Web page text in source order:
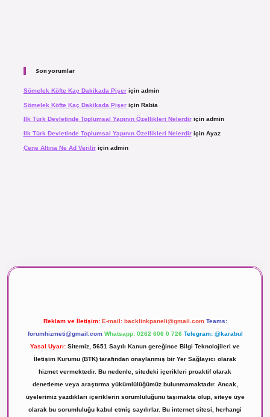
Son yorumlar
Sömelek Köfte Kaç Dakikada Pişeriçin admin
Sömelek Köfte Kaç Dakikada Pişeriçin Rabia
Ilk Türk Devletinde Toplumsal Yapının Özellikleri Nelerdiriçin admin
Ilk Türk Devletinde Toplumsal Yapının Özellikleri Nelerdiriçin Ayaz
Çene Altına Ne Ad Veriliriçin admin
Reklam ve İletişim: E-mail: backlinkpaneli@gmail.com Teams:
forumhizmeti@gmail.com Whatsapp: 0262 606 0 726 Telegram: @karabul
Yasal Uyarı: Sitemiz, 5651 Sayılı Kanun gereğince Bilgi Teknolojileri ve
İletişim Kurumu (BTK) tarafından onaylanmış bir Yer Sağlayıcı olarak
hizmet vermektedir. Bu nedenle, sitedeki içerikleri proaktif olarak
denetleme veya araştırma yükümlülüğümüz bulunmamaktadır. Ancak,
üyelerimiz yazdıkları içeriklerin sorumluluğunu taşımakta olup, siteye üye
olarak bu sorumluluğu kabul etmiş sayılırlar. Bu internet sitesi, herhangi